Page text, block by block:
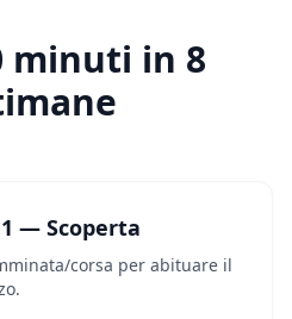
minuti in 8
— Scoperta
corsa per abituare il